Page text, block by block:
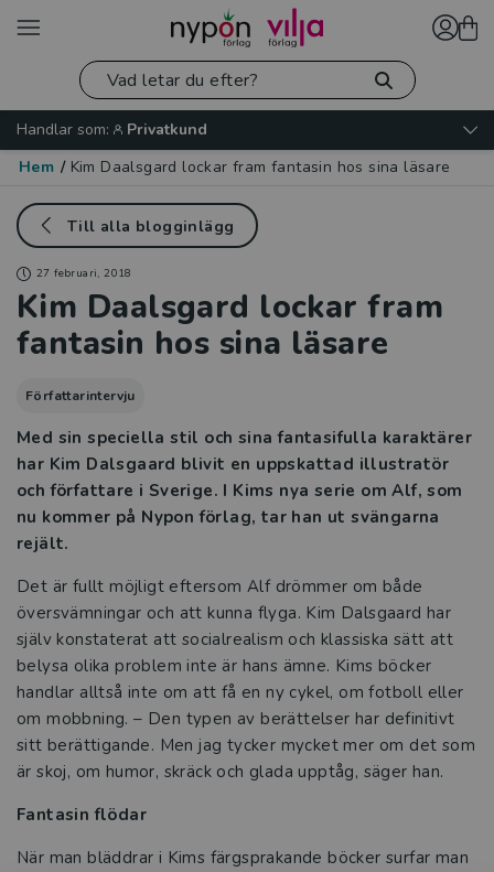
Handlar som:
Privatkund
Hem / Kim Daalsgard lockar fram fantasin hos sina läsare
Till alla blogginlägg
27 februari, 2018
Kim Daalsgard lockar fram
fantasin hos sina läsare
Författarintervju
Med sin speciella stil och sina fantasifulla karaktärer
har Kim Dalsgaard blivit en uppskattad illustratör
och författare i Sverige. I Kims nya serie om Alf, som
nu kommer på Nypon förlag, tar han ut svängarna
rejält.
Det är fullt möjligt eftersom Alf drömmer om både
översvämningar och att kunna flyga. Kim Dalsgaard har
själv konstaterat att socialrealism och klassiska sätt att
belysa olika problem inte är hans ämne. Kims böcker
handlar alltså inte om att få en ny cykel, om fotboll eller
om mobbning. – Den typen av berättelser har definitivt
sitt berättigande. Men jag tycker mycket mer om det som
är skoj, om humor, skräck och glada upptåg, säger han.
Fantasin flödar
När man bläddrar i Kims färgsprakande böcker surfar man